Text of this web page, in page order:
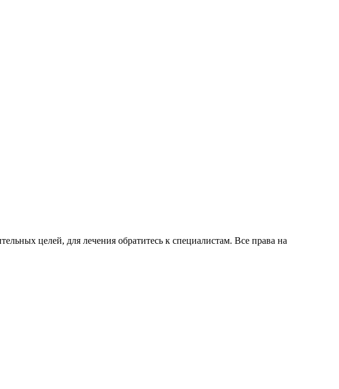
целей, для лечения обратитесь к специалистам. Все права на